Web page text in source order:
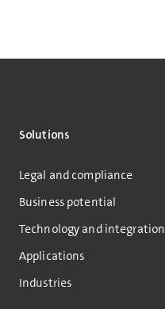
Solutions
Legal and compliance
Business potential
Technology and integration
Applications
Industries